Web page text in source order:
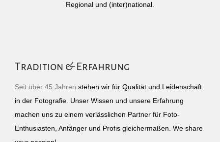
Regional und (inter)national.
Tradition & Erfahrung
Seit über 45 Jahren stehen wir für Qualität und Leidenschaft
in der Fotografie. Unser Wissen und unsere Erfahrung
machen uns zu einem verlässlichen Partner für Foto-
Enthusiasten, Anfänger und Profis gleichermaßen. We share